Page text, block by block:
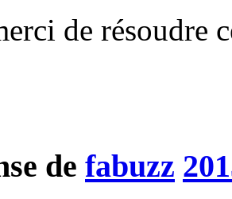
résoudre ce
de fabuzz